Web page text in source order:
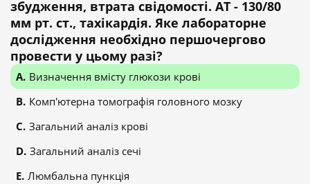
збудження, втрата свідомості. АТ - 130/80
мм рт. ст., тахікардія. Яке лабораторне
дослідження необхідно першочергово
провести у цьому разі?
Визначення вмісту глюкози крові
Комп'ютерна томографія головного мозку
Загальний аналіз крові
Загальний аналіз сечі
Люмбальна пункція